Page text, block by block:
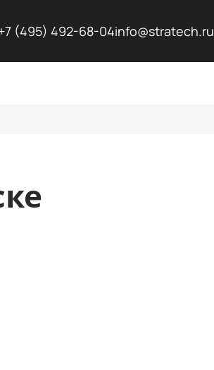
(495) 492-68-04info@stratech.ru